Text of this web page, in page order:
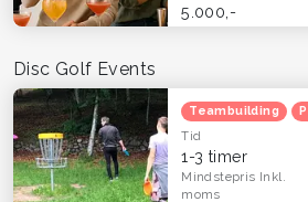
5.000,-
Disc Golf Events
Teambuilding
Tid
1-3 timer
Mindstepris Inkl.
moms